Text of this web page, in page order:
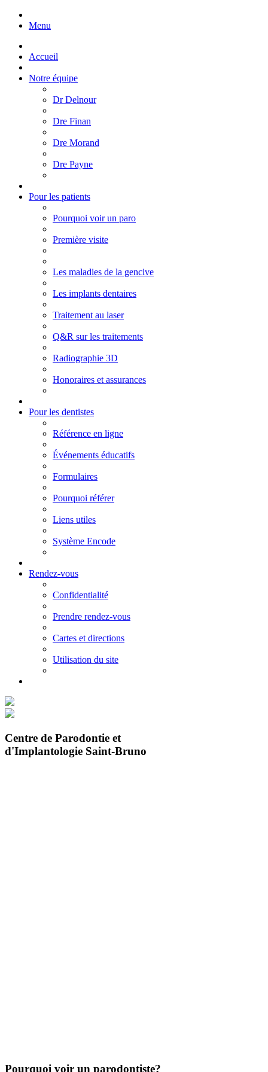
Menu
Accueil
Notre équipe
Dr Delnour
Dre Finan
Dre Morand
Dre Payne
Pour les patients
Pourquoi voir un paro
Première visite
Les maladies de la gencive
Les implants dentaires
Traitement au laser
Q&R sur les traitements
Radiographie 3D
Honoraires et assurances
Pour les dentistes
Référence en ligne
Événements éducatifs
Formulaires
Pourquoi référer
Liens utiles
Système Encode
Rendez-vous
Confidentialité
Prendre rendez-vous
Cartes et directions
Utilisation du site
Centre de Parodontie et
d'Implantologie Saint-Bruno
Pourquoi voir un parodontiste?